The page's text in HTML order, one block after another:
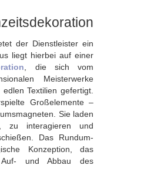
der Dienstleister ein
liegt hierbei auf einer
, die sich vom
Meisterwerke
Textilien gefertigt.
Großelemente –
Sie laden
zu interagieren und
Das Rundum-
Konzeption, das
und Abbau des